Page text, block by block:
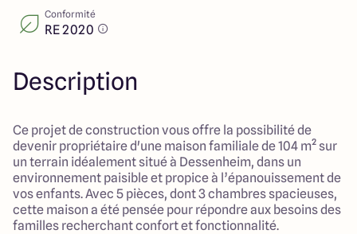
Conformité
RE 2020
Description
Ce projet de construction vous offre la possibilité de
devenir propriétaire d'une maison familiale de 104 m² sur
un terrain idéalement situé à Dessenheim, dans un
environnement paisible et propice à l’épanouissement de
vos enfants. Avec 5 pièces, dont 3 chambres spacieuses,
cette maison a été pensée pour répondre aux besoins des
familles recherchant confort et fonctionnalité.